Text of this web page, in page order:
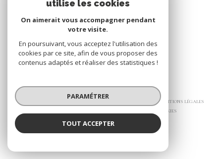
Nous suivre
© 2026 | Tous droits réservés
Nos honoraires
Nos partenaires
Mentions légales
Cookies
utilise les cookies
On aimerait vous accompagner pendant
votre visite.
En poursuivant, vous acceptez l'utilisation des
cookies par ce site, afin de vous proposer des
contenus adaptés et réaliser des statistiques !
PARAMÉTRER
TOUT ACCEPTER